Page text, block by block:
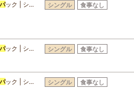
ック | シ… シングル 食事なし
ック | シ… シングル 食事なし
ック | シ… シングル 食事なし